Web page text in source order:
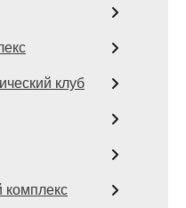
клуб
комплекс